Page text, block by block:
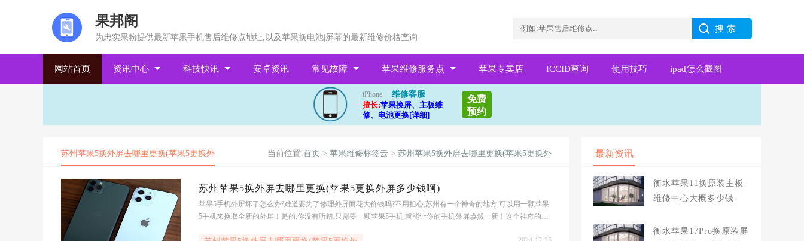
果邦阁
为忠实果粉提供最新苹果手机售后维修点地址,以及苹果换电池|屏幕的最新维修价格查询
网站首页 资讯中心 科技快讯 安卓资讯 常见故障 苹果维修服务点 苹果专卖店 ICCID查询 使用技巧 ipad怎么截图
iPhone
维修客服
擅长:苹果换屏、主板维
修、电池更换[详细]
免费
预约
苏州苹果5换外屏去哪里更换(苹果5更换外 当前位置:首页 > 苹果维修标签云 > 苏州苹果5换外屏去哪里更换(苹果5更换外
苏州苹果5换外屏去哪里更换(苹果5更换外屏多少钱啊)
苹果5手机外屏坏了怎么办?难道要为了修理外屏而花大价钱吗?不用担心,苏州有一个神奇的地方,可以用一颗苹果
5手机来换取全新的外屏！是的,你没有听错,只需要一颗苹果5手机,就能让你的手机外屏焕然一新！这个神奇的地
最新资讯
衡水苹果11换原装主板
维修中心大概多少钱
衡水苹果17Pro换原装屏